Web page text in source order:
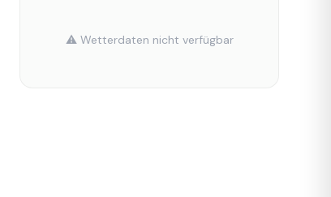
⚠️ Wetterdaten nicht verfügbar